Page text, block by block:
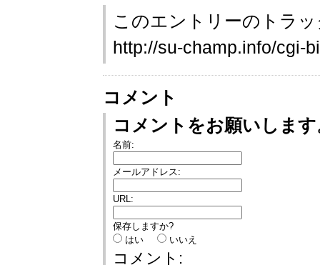
このエントリーのトラ
http://su-champ.info/cgi-
コメント
コメントをお願いします
名前:
メールアドレス:
URL:
保存しますか?
はい
いいえ
コメント: